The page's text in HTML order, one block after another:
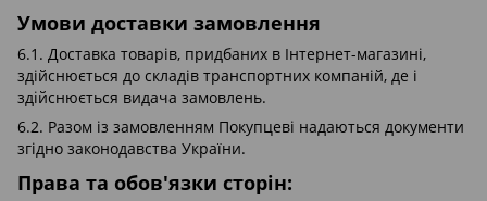
Умови доставки замовлення
6.1. Доставка товарів, придбаних в Інтернет-магазині,
здійснюється до складів транспортних компаній, де і
здійснюється видача замовлень.
6.2. Разом із замовленням Покупцеві надаються документи
згідно законодавства України.
Права та обов'язки сторін: